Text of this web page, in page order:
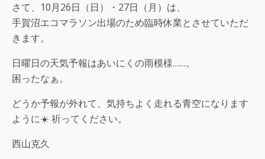
さて、10月26日（日）・27日（月）は、
手賀沼エコマラソン出場のため臨時休業とさせていただ
きます。
日曜日の天気予報はあいにくの雨模様……。
困ったなぁ。
どうか予報が外れて、気持ちよく走れる青空になります
ように☀️ 祈ってください。
西山克久